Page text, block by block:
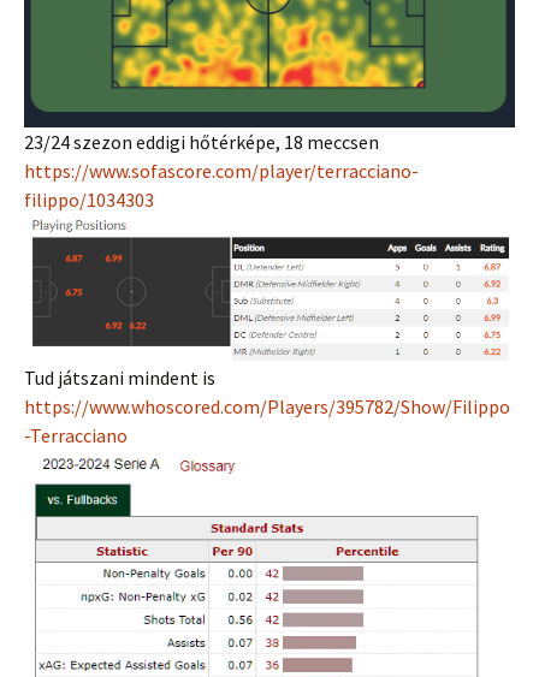
23/24 szezon eddigi hőtérképe, 18 meccsen
https://www.sofascore.com/player/terracciano-
filippo/1034303
Tud játszani mindent is
https://www.whoscored.com/Players/395782/Show/Filippo
-Terracciano